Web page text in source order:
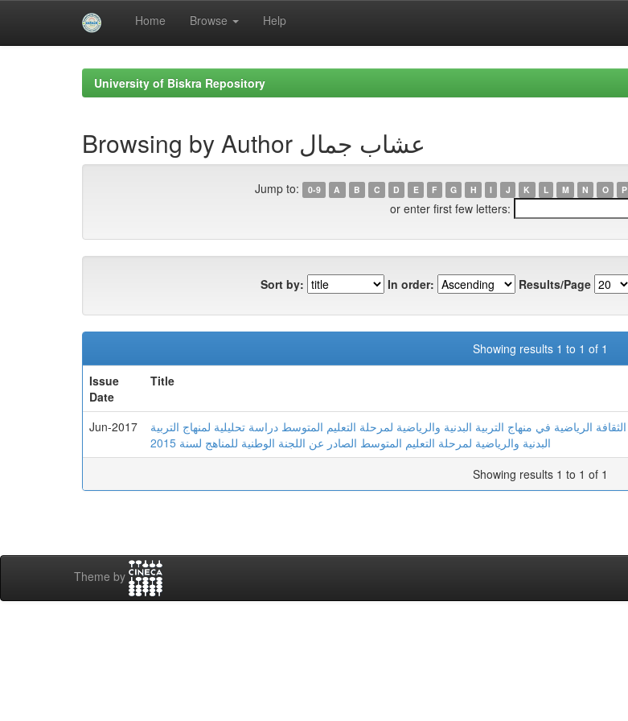
Home Browse Help
University of Biskra Repository
Browsing by Author عشاب جمال
Jump to: 0-9 A B C D E F G H I J K L M N O P
or enter first few letters:
Sort by: In order: Results/Page
Showing results 1 to 1 of 1
Issue
Date
Title
Jun-2017
الثقافة الرياضية في منهاج التربية البدنية والرياضية لمرحلة التعليم المتوسط دراسة تحليلية لمنهاج التربية
البدنية والرياضية لمرحلة التعليم المتوسط الصادر عن اللجنة الوطنية للمناهج لسنة 2015
Showing results 1 to 1 of 1
Theme by